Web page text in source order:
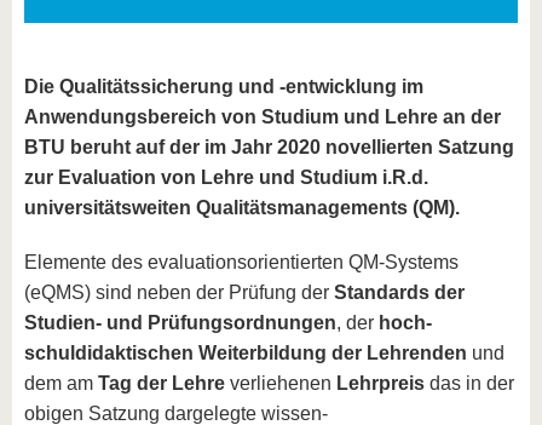
Die Qualitätssicherung und -entwicklung im
Anwendungsbereich von Studium und Lehre an der
BTU beruht auf der im Jahr 2020 novellierten Satzung
zur Evaluation von Lehre und Studium i.R.d.
universitätsweiten Qualitätsmanagements (QM).
Elemente des evaluationsorientierten QM-Systems
(eQMS) sind neben der Prüfung der Standards der
Studien- und Prüfungsordnungen, der hoch-
schul didaktischen Weiterbildung der Lehrenden und
dem am Tag der Lehre verliehenen Lehrpreis das in der
obigen Satzung dargelegte wissen-